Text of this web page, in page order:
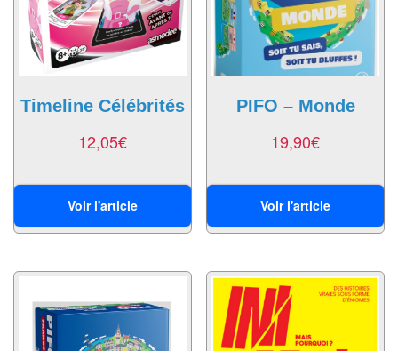
Echiquiers
et
de
voyage
Echiquiers
électroniques
Echiquiers
&
clubs
Timeline Célébrités
12,05€
Voir l'article
PIFO – Monde
19,90€
Voir l'article